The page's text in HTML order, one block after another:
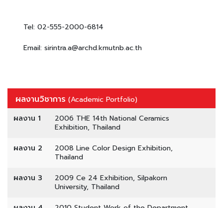
Tel: 02-555-2000-6814
Email: sirintra.a@archd.kmutnb.ac.th
ผลงานวิชาการ (Academic Portfolio)
ผลงาน 1
2006 THE 14th National Ceramics
Exhibition, Thailand
ผลงาน 2
2008 Line Color Design Exhibition,
Thailand
ผลงาน 3
2009 Ce 24 Exhibition, Silpakorn
University, Thailand